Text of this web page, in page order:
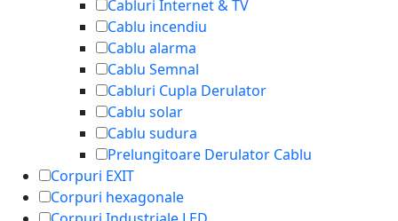
Cabluri Internet & TV
Cablu incendiu
Cablu alarma
Cablu Semnal
Cabluri Cupla Derulator
Cablu solar
Cablu sudura
Prelungitoare Derulator Cablu
Corpuri EXIT
Corpuri hexagonale